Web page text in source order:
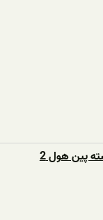
خرید دوربین مداربسته پین هول 2